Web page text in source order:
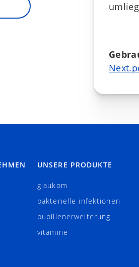
UNSERE PRODUKTE
glaukom
bakterielle infektionen
pupillenerweiterung
vitamine